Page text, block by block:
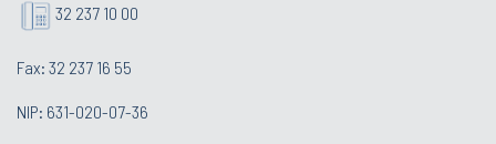
32 237 10 00
Fax: 32 237 16 55
NIP: 631-020-07-36